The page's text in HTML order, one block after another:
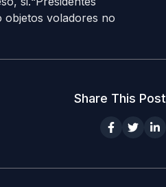
objetos voladores no
Share This Post